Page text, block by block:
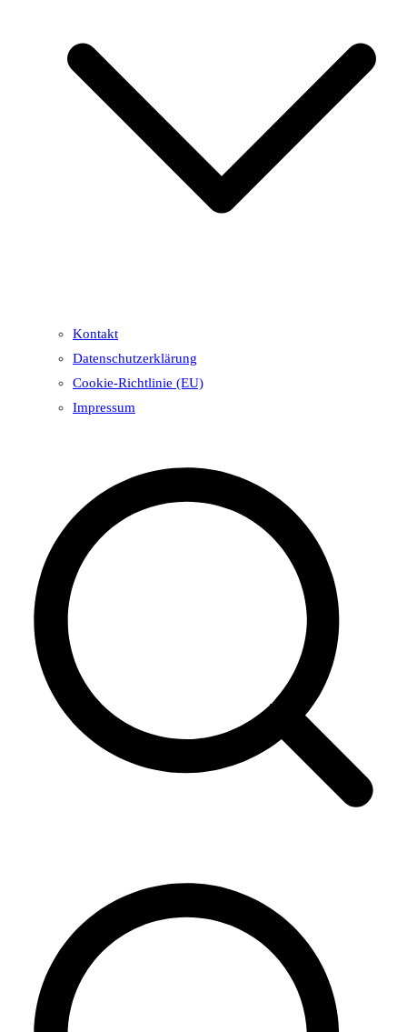
Kontakt
Datenschutzerklärung
Cookie-Richtlinie (EU)
Impressum